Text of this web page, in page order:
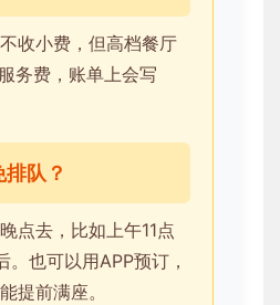
收小费，但高档餐厅
务费，账单上会写
队？
点去，比如上午11点
。也可以用APP预订，
提前满座。